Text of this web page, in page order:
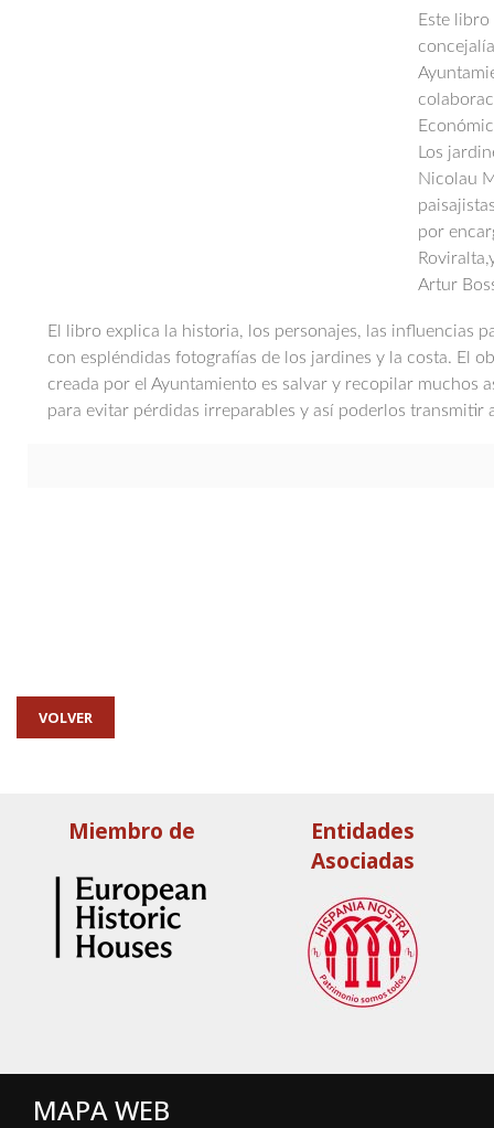
Este
Los
Nicolau
por
Artur
El libro explica la historia, los personajes, las influencias
con espléndidas fotografías de los jardines y la costa. El
creada por el Ayuntamiento es salvar y recopilar muchos
para evitar pérdidas irreparables y así poderlos transmitir
VOLVER
Miembro de
Entidades
Asociadas
MAPA WEB